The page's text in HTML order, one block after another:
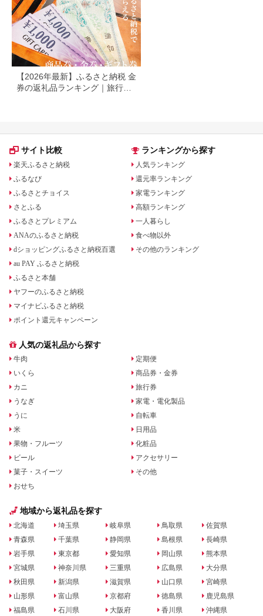
婦旅行 カップル
【2026年最新】ふるさと納税 金
券の返礼品ランキング｜旅行
サイト比較
楽天ふるさと納税
ふるなび
ふるさとチョイス
さとふる
ふるさとプレミアム
ANAのふるさと納税
dショッピングふるさと納税百選
au PAY ふるさと納税
ふるさと本舗
ヤフーのふるさと納税
マイナビふるさと納税
ポイント還元キャンペーン
ランキングから探す
人気ランキング
還元率ランキング
家電ランキング
高額ランキング
一人暮らし
食べ物以外
その他のランキング
人気の返礼品から探す
牛肉
いくら
カニ
うなぎ
うに
米
果物・フルーツ
ビール
菓子・スイーツ
おせち
定期便
商品券・金券
旅行券
家電・電化製品
自転車
日用品
化粧品
アクセサリー
その他
地域から返礼品を探す
北海道
青森県
岩手県
宮城県
秋田県
山形県
福島県
埼玉県
千葉県
東京都
神奈川県
新潟県
富山県
石川県
岐阜県
静岡県
愛知県
三重県
滋賀県
京都府
大阪府
鳥取県
島根県
岡山県
広島県
山口県
徳島県
香川県
佐賀県
長崎県
熊本県
大分県
宮崎県
鹿児島県
沖縄県